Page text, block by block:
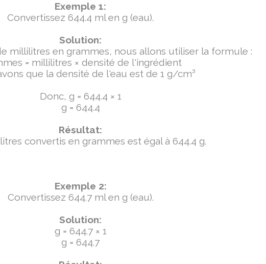
Exemple 1:
Convertissez 644.4 ml en g (eau).
Solution:
millilitres en grammes, nous allons utiliser la formule :
= millilitres × densité de l'ingrédient
que la densité de l'eau est de 1 g/cm³
Donc, g = 644.4 × 1
g = 644.4
Résultat:
convertis en grammes est égal à 644.4 g.
Exemple 2:
Convertissez 644.7 ml en g (eau).
Solution:
g = 644.7 × 1
g = 644.7